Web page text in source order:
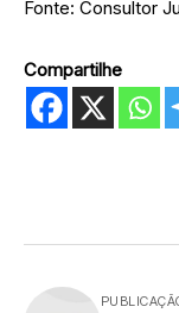
Fonte: Consultor
Compartilhe